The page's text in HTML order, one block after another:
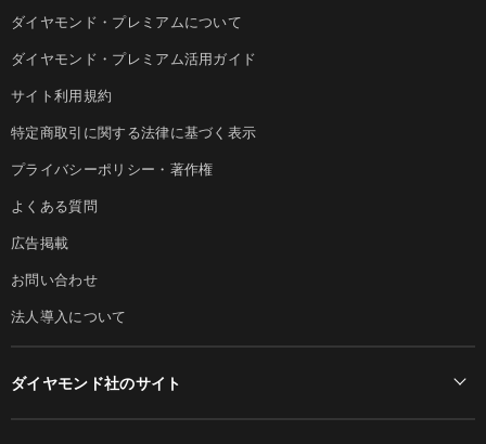
ダイヤモンド・プレミアムについて
ダイヤモンド・プレミアム活用ガイド
サイト利用規約
特定商取引に関する法律に基づく表示
プライバシーポリシー・著作権
よくある質問
広告掲載
お問い合わせ
法人導入について
ダイヤモンド社のサイト